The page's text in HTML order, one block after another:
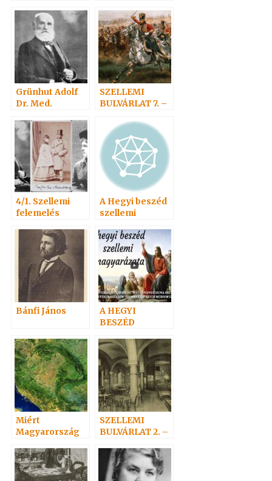
Grünhut Adolf
Dr. Med.
SZELLEMI
BULVÁRLAT 7. –
4/1. Szellemi
felemelés
A Hegyi beszéd
szellemi
Máté I. 1999
Bánfi János
A HEGYI
BESZÉD
MAGYARÁZATA
Miért
Magyarország
Spiritizmus
Hazája?
SZELLEMI
BULVÁRLAT 2. –